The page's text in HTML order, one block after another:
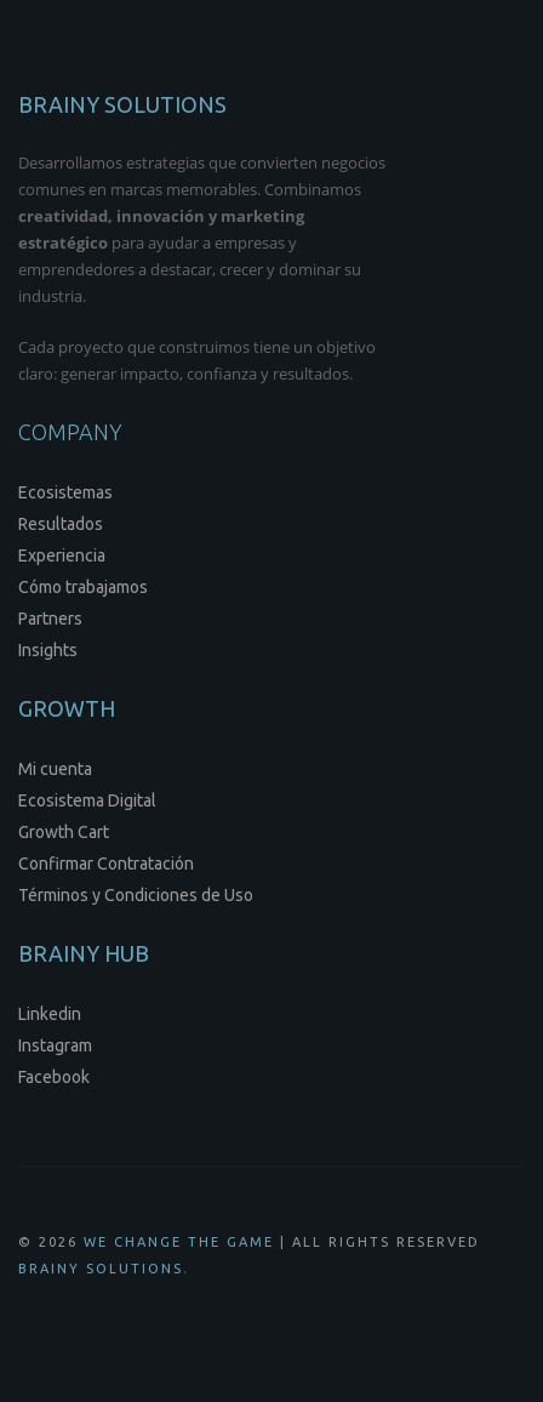
BRAINY SOLUTIONS
Desarrollamos estrategias que convierten negocios
comunes en marcas memorables. Combinamos
creatividad, innovación y marketing
estratégico para ayudar a empresas y
emprendedores a destacar, crecer y dominar su
industria.
Cada proyecto que construimos tiene un objetivo
claro: generar impacto, confianza y resultados.
COMPANY
Ecosistemas
Resultados
Experiencia
Cómo trabajamos
Partners
Insights
GROWTH
Mi cuenta
Ecosistema Digital
Growth Cart
Confirmar Contratación
Términos y Condiciones de Uso
BRAINY HUB
Linkedin
Instagram
Facebook
© 2026 WE CHANGE THE GAME
| ALL RIGHTS RESERVED
BRAINY SOLUTIONS .